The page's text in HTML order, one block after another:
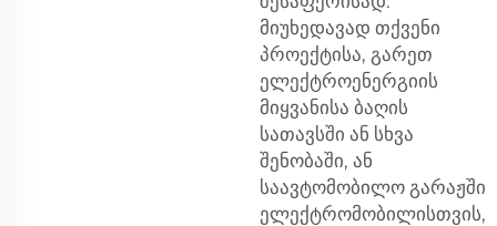
მიუხედავად თქვენი
პროექტისა, გარეთ
ელექტროენერგიის
მიყვანისა ბაღის
სათავსში ან სხვა
შენობაში, ან
საავტომობილო გარაჟში
ელექტრომობილისთვის,